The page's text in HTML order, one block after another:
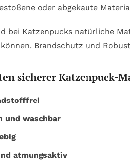
oder abgekaute
bei Katzenpucks natürliche
können. Brandschutz und
sicherer Katzenpuck-
und waschbar
atmungsaktiv